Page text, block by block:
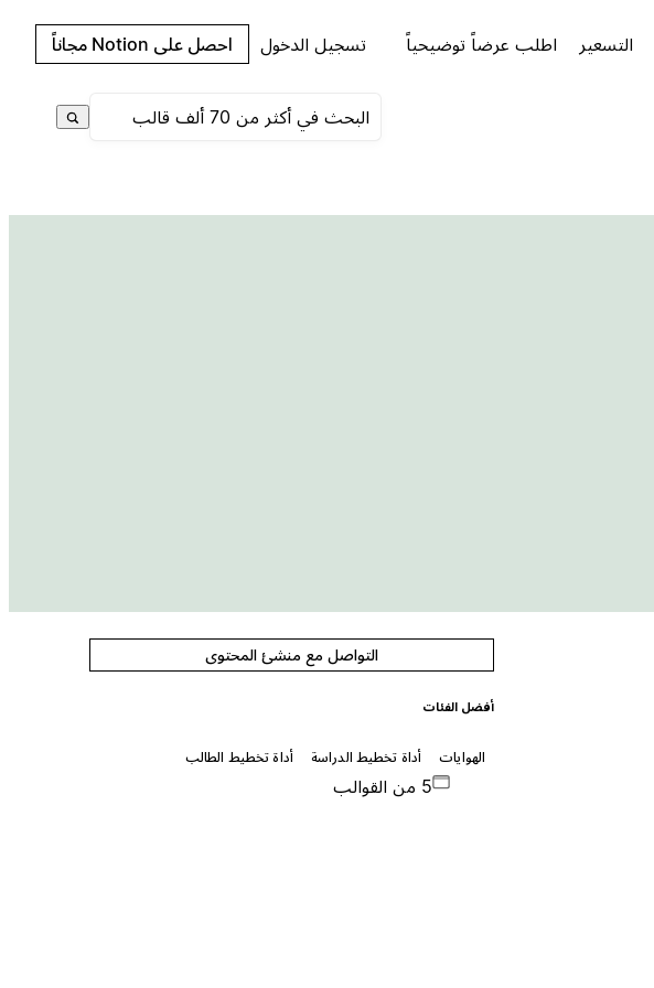
التسعير اطلب عرضاً توضيحياً تسجيل الدخول احصل على Notion مجاناً
التواصل مع منشئ المحتوى
أفضل الفئات
الهوايات أداة تخطيط الدراسة أداة تخطيط الطالب
5 من القوالب